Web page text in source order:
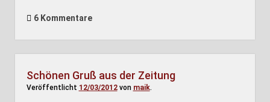
6 Kommentare
Schönen Gruß aus der Zeitung
Veröffentlicht 12/03/2012von maik.